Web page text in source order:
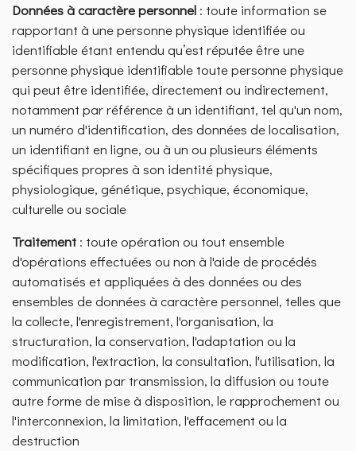
Données à caractère personnel : toute information se
rapportant à une personne physique identifiée ou
identifiable étant entendu qu’est réputée être une
personne physique identifiable toute personne physique
qui peut être identifiée, directement ou indirectement,
notamment par référence à un identifiant, tel qu'un nom,
un numéro d'identification, des données de localisation,
un identifiant en ligne, ou à un ou plusieurs éléments
spécifiques propres à son identité physique,
physiologique, génétique, psychique, économique,
culturelle ou sociale
Traitement : toute opération ou tout ensemble
d'opérations effectuées ou non à l'aide de procédés
automatisés et appliquées à des données ou des
ensembles de données à caractère personnel, telles que
la collecte, l'enregistrement, l'organisation, la
structuration, la conservation, l'adaptation ou la
modification, l'extraction, la consultation, l'utilisation, la
communication par transmission, la diffusion ou toute
autre forme de mise à disposition, le rapprochement ou
l'interconnexion, la limitation, l'effacement ou la
destruction